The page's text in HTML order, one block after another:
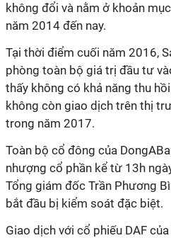
không đổi và nằm ở khoản
năm 2014 đến nay.
Tại thời điểm cuối năm 2016,
phòng toàn bộ giá trị đầu tư
thấy không có khả năng thu
không còn giao dịch trên thị
trong năm 2017.
Toàn bộ cổ đông của
nhượng cổ phần kể từ 13h
Tổng giám đốc Trần Phương
bắt đầu bị kiểm soát đặc biệt.
Giao dịch với cổ phiếu DAF